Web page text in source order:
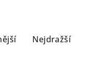
Nejdražší